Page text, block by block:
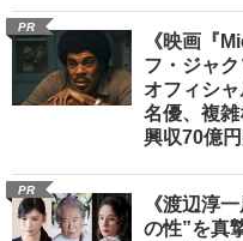
PR
《映画『
フ・ジャ
オフィシ
名優、複
興収70億円
PR
《渡辺淳
の性”を真